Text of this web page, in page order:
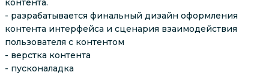
- разрабатывается финальный дизайн оформления
контента интерфейса и сценария взаимодействия
пользователя с контентом
- верстка контента
- пусконаладка